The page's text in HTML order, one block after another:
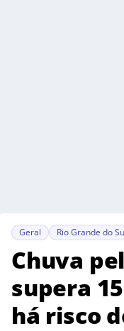
Geral Rio Grande do
Chuva
supera
há risco